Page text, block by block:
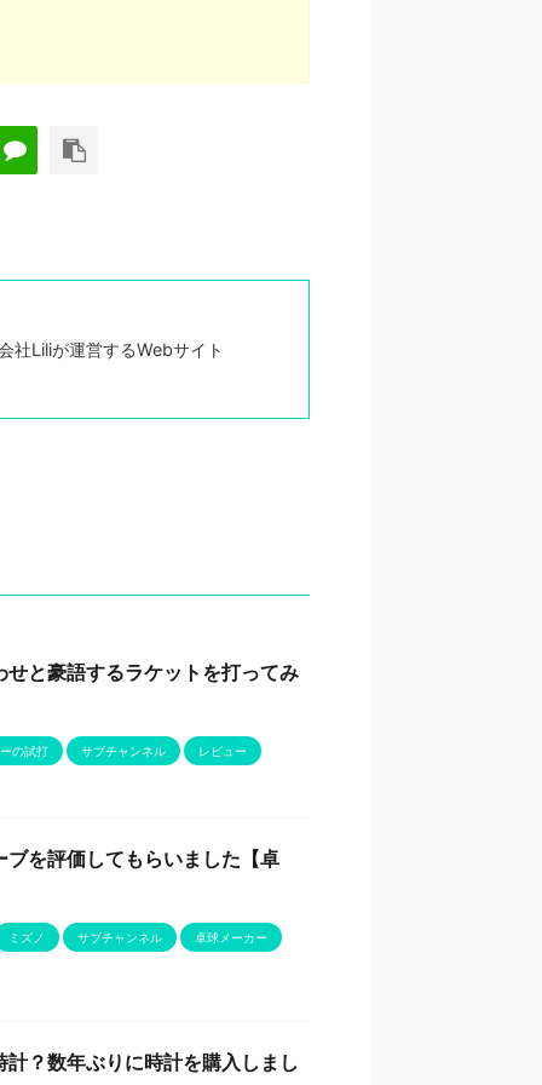
社Liliが運営するWebサイト
と豪語するラケットを打ってみ
の試打 サブチャンネル レビュー
を評価してもらいました【卓
ミズノ サブチャンネル 卓球メーカー
？数年ぶりに時計を購入しまし